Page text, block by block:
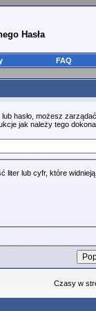
Hasła
FAQ
hasło, możesz
jak należy tego
liter lub cyfr, które
Czasy w